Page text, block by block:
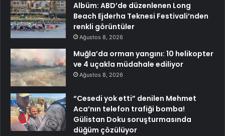
Albüm: ABD’de düzenlenen Long
Beach Ejderha Teknesi Festivali’nden
renkli görüntüler
Ağustos 8, 2026
Muğla’da orman yangını: 10 helikopter
ve 4 uçakla müdahale ediliyor
Ağustos 8, 2026
“Cesedi yok etti” denilen Mehmet
Aca’nın telefon trafiği bomba!
Gülistan Doku soruşturmasında
düğüm çözülüyor